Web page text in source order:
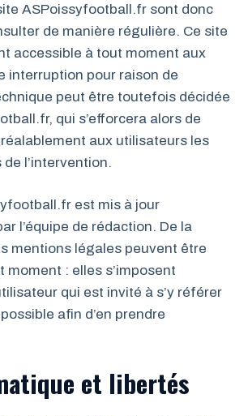
ASPoissyfootball.fr sont donc
de manière régulière. Ce site
accessible à tout moment aux
interruption pour raison de
peut être toutefois décidée
qui s’efforcera alors de
aux utilisateurs les
l’intervention.
est mis à jour
l’équipe de rédaction. De la
mentions légales peuvent être
moment : elles s’imposent
qui est invité à s’y référer
afin d’en prendre
et libertés